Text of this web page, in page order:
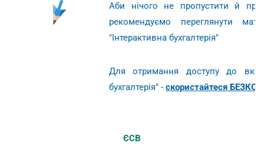
Аби нічого не пропустити й
рекомендуємо переглянути
"Інтерактивна бухгалтерія"
Для отримання доступу до
бухгалтерія" - скористайтеся
ЄСВ